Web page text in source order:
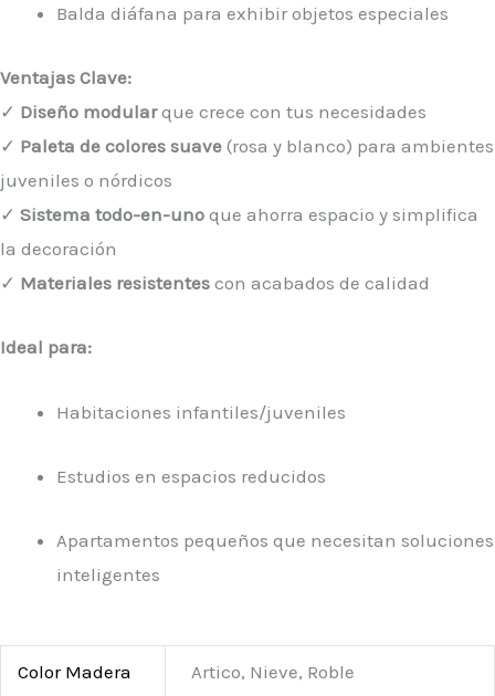
Balda diáfana para exhibir objetos especiales
Ventajas Clave:
✓ Diseño modularque crece con tus necesidades
✓ Paleta de colores suave (rosa y blanco) para ambientes
juveniles o nórdicos
✓ Sistema todo-en-uno que ahorra espacio y simplifica
la decoración
✓ Materiales resistentes con acabados de calidad
Ideal para:
Habitaciones infantiles/juveniles
Estudios en espacios reducidos
Apartamentos pequeños que necesitan soluciones
inteligentes
Color Madera Artico, Nieve, Roble